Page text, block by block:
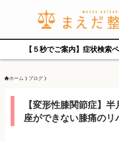
【５秒でご案内】症状検索
ホーム ブログ
【変形性膝関節症】
座ができない膝痛のリ